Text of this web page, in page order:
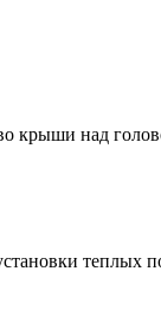
крыши над